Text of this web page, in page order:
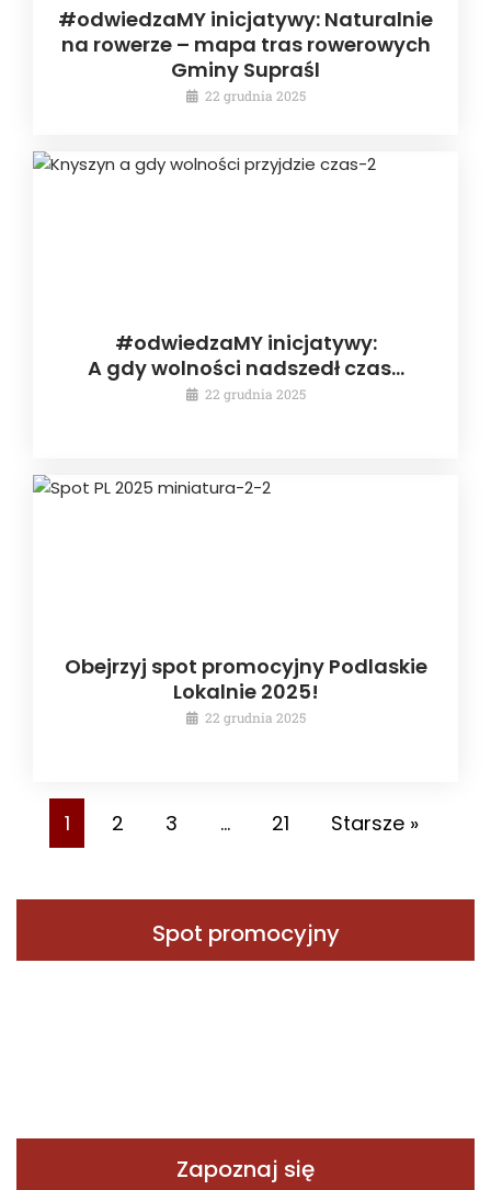
#odwiedzaMY inicjatywy: Naturalnie
na rowerze – mapa tras rowerowych
Gminy Supraśl
22 grudnia 2025
#odwiedzaMY inicjatywy:
A gdy wolności nadszedł czas…
22 grudnia 2025
Obejrzyj spot promocyjny Podlaskie
Lokalnie 2025!
22 grudnia 2025
1 2 3 … 21 Starsze »
Spot promocyjny
Zapoznaj się